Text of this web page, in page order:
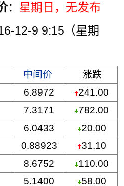
： 星期日 ，无发布
12-9 9:15（星期
中间价
涨跌
6.8972
241.00
7.3171
782.00
6.0433
20.00
0.88923
31.10
8.6752
110.00
5.1400
58.00